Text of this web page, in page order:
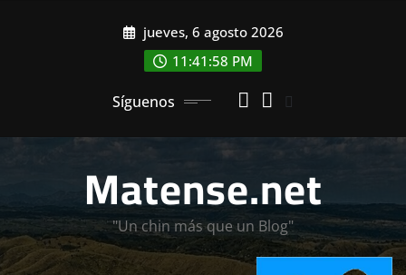
jueves, 6 agosto 2026
11:42:00 PM
Síguenos
Matense.net
"Un chin más que un Blog"